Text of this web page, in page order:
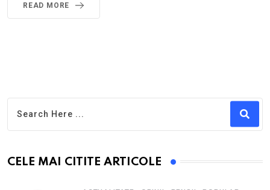
READ MORE
CELE MAI CITITE ARTICOLE